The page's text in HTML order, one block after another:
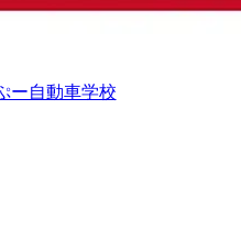
ー自動車学校